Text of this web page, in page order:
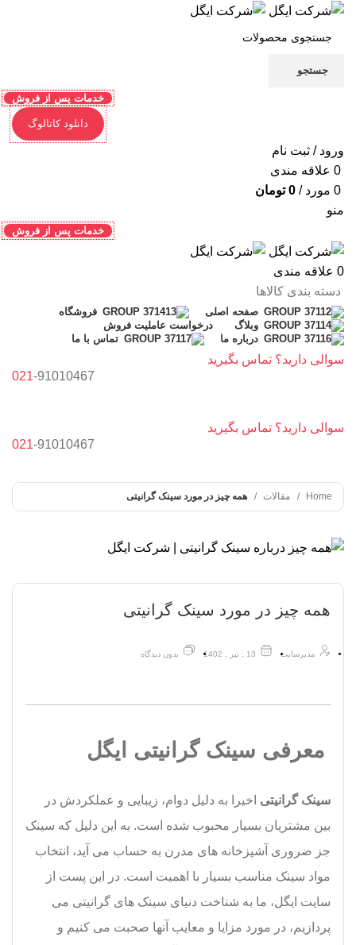
جستجو
خدمات پس از فروش
دانلود کاتالوگ
ورود / ثبت نام
0 علاقه مندی
0 مورد /
0 تومان
منو
خدمات پس از فروش
0 علاقه مندی
دسته بندی کالاها
صفحه اصلی
فروشگاه
وبلاگ
درخواست عاملیت فروش
درباره ما
تماس با ما
سوالی دارید؟ تماس بگیرید
021-91010467
سوالی دارید؟ تماس بگیرید
021-91010467
Home مقالات همه چیز در مورد سینک گرانیتی
همه چیز در مورد سینک گرانیتی
مدیرسایت 13 , تیر , 1402 بدون دیدگاه
معرفی سینک گرانیتی ایگل
سینک گرانیتی اخیرا به دلیل دوام، زیبایی و عملکردش در
بین مشتریان بسیار محبوب شده است. به این دلیل که سینک
جز ضروری آشپزخانه های مدرن به حساب می آید، انتخاب
مواد سینک مناسب بسیار با اهمیت است. در این پست از
سایت ایگل، ما به شناخت دنیای سینک های گرانیتی می
پردازیم، در مورد مزایا و معایب آنها صحبت می کنیم و